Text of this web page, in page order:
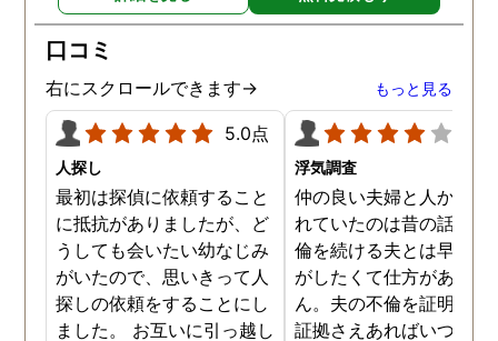
口コミ
右にスクロールできます→ もっと見る
5.0点
人探し
最初は探偵に依頼すること
に抵抗がありましたが、ど
うしても会いたい幼なじみ
がいたので、思いきって人
探しの依頼をすることにし
ました。 お互いに引っ越し
浮気調査
仲の良い夫婦と人から言
れていたのは昔の話で、
倫を続ける夫とは早く離
がしたくて仕方がありま
ん。夫の不倫を証明でき
証拠さえあればいつでも